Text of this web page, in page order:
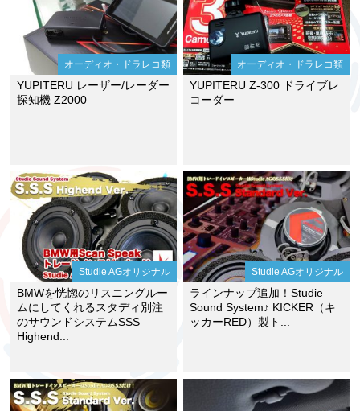
オーディオ・ドラレコ類
YUPITERU レーザー/レーダー
探知機 Z2000
オーディオ・ドラレコ類
YUPITERU Z-300 ドライブレ
コーダー
Studie AGオリジナル
BMWを恍惚のリスニングルー
ムにしてくれるスタディ別注
のサウンドシステムSSS
Highend...
Studie AGオリジナル
ラインナップ追加！Studie
Sound System♪ KICKER（キ
ッカーRED）製ト...